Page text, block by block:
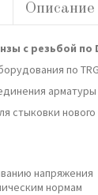
Описание
с резьбой по
по
стыковки
напряжения
нормам